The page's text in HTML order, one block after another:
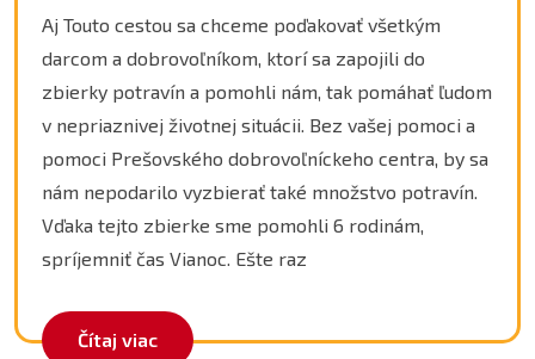
Aj Touto cestou sa chceme poďakovať všetkým
darcom a dobrovoľníkom, ktorí sa zapojili do
zbierky potravín a pomohli nám, tak pomáhať ľudom
v nepriaznivej životnej situácii. Bez vašej pomoci a
pomoci Prešovského dobrovoľníckeho centra, by sa
nám nepodarilo vyzbierať také množstvo potravín.
Vďaka tejto zbierke sme pomohli 6 rodinám,
spríjemniť čas Vianoc. Ešte raz
Čítaj viac